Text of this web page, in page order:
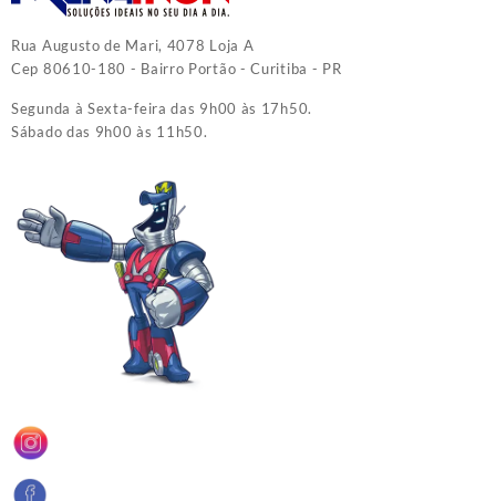
Rua Augusto de Mari, 4078 Loja A
Cep 80610-180 - Bairro Portão - Curitiba - PR
Segunda à Sexta-feira das 9h00 às 17h50.
Sábado das 9h00 às 11h50.